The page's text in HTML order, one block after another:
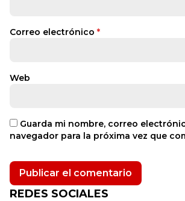
Correo electrónico *
Web
Guarda mi nombre, correo
navegador para la próxima vez que
REDES SOCIALES